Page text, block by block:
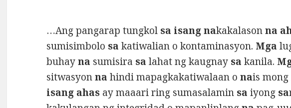
…Ang pangarap tungkol sa isang nakakalasonna
sumisimbolo sa katiwalian o kontaminasyon. Mga
buhayna sumisira sa lahat ng kaugnay sa kanila.
sitwasyonna hindi mapagkakatiwalaan onais
isang ahas ay maaari ring sumasalamin sa iyong sa